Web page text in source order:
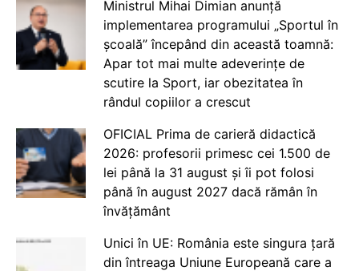
Ministrul Mihai Dimian anunță
implementarea programului „Sportul în
școală” începând din această toamnă:
Apar tot mai multe adeverințe de
scutire la Sport, iar obezitatea în
rândul copiilor a crescut
OFICIAL Prima de carieră didactică
2026: profesorii primesc cei 1.500 de
lei până la 31 august și îi pot folosi
până în august 2027 dacă rămân în
învățământ
Unici în UE: România este singura țară
din întreaga Uniune Europeană care a